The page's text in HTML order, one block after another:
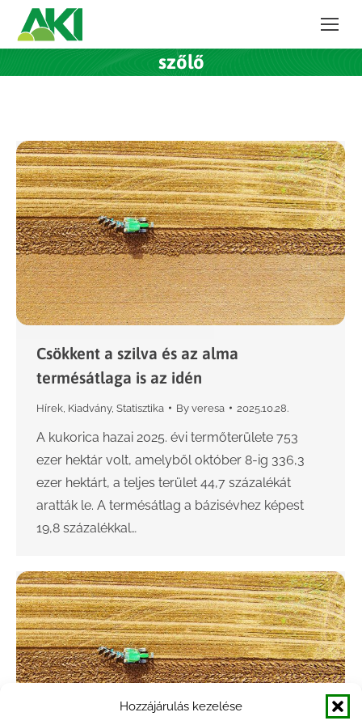
Hozzájárulás kezelése
szőlő
Csökkent a szilva és az alma
termésátlaga is az idén
Hírek Kiadvány, Statisztika By veresa 2025.10.28.
A kukorica hazai 2025. évi termőterülete 753
ezer hektár volt, amelyből október 8-ig 336,3
ezer hektárt, a teljes terület 44,7 százalékát
aratták le. A termésátlag a bázisévhez képest
19,8 százalékkal…